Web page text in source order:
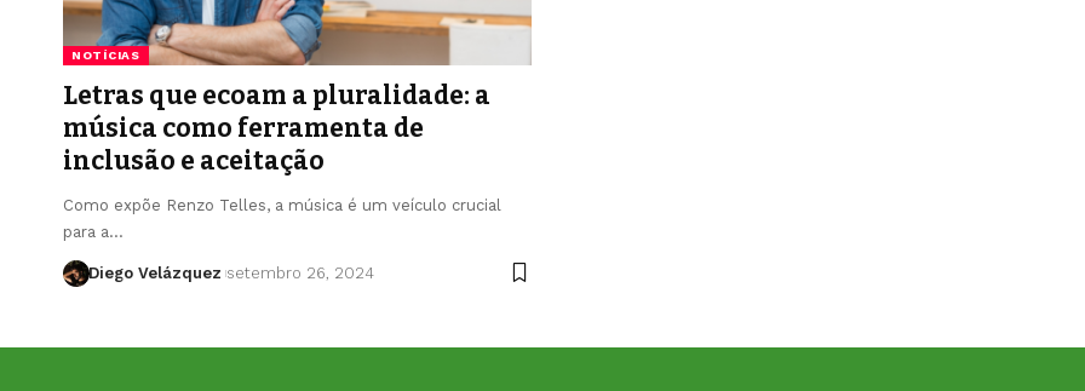
NOTÍCIAS
Letras que ecoam a pluralidade: a
música como ferramenta de
inclusão e aceitação
Como expõe Renzo Telles, a música é um veículo crucial
para a…
Diego Velázquez setembro 26, 2024